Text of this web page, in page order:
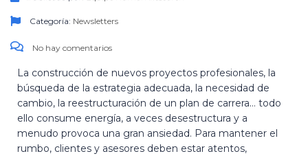
Categoría: Newsletters
No hay comentarios
La construcción de nuevos proyectos profesionales, la
búsqueda de la estrategia adecuada, la necesidad de
cambio, la reestructuración de un plan de carrera… todo
ello consume energía, a veces desestructura y a
menudo provoca una gran ansiedad. Para mantener el
rumbo, clientes y asesores deben estar atentos,